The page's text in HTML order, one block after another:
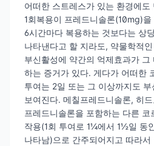
어떠한 스트레스가 있는 환경에도
1회복용이 프레드니솔론(10mg)
6시간마다 복용하는 것보다는 상
나타낸다고 할 지라도, 약물학적
부신활성에 약간의 억제효과가 그
하는 증거가 있다. 게다가 어떠한
투여는 2일 또는 그 이상까지도
보여진다. 메칠프레드니솔론, 히
프레드니솔론을 포함하는 다른
작용(1회 투여로 1¼에서 1½일 동
나타남)으로 간주되어지고 따라